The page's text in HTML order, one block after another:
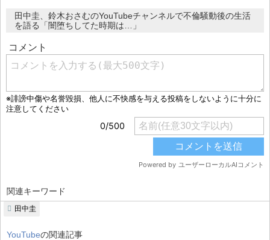
田中圭、鈴木おさむのYouTubeチャンネルで不倫騒動後の生活
を語る「闇堕ちしてた時期は…」
関連キーワード
田中圭
YouTubeの関連記事